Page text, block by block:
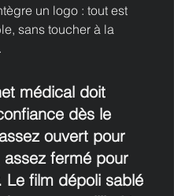
un logo : tout est
sans toucher à la
médical doit
dès le
ouvert pour
assez fermé pour
Le film dépoli sablé